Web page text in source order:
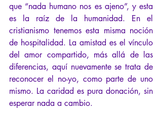
que “nada humano nos es ajeno”, y esta
es la raíz de la humanidad. En el
cristianismo tenemos esta misma noción
de hospitalidad. La amistad es el vínculo
del amor compartido, más allá de las
diferencias, aquí nuevamente se trata de
reconocer el no-yo, como parte de uno
mismo. La caridad es pura donación, sin
esperar nada a cambio.